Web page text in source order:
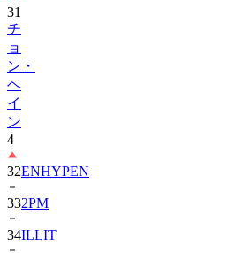
31
チ
ョ
ン・
ヘ
イ
ン
4
32ENHYPEN
332PM
34ILLIT